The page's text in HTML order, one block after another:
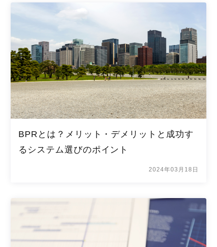
BPRとは？メリット・デメリットと成功す
るシステム選びのポイント
2024年03月18日